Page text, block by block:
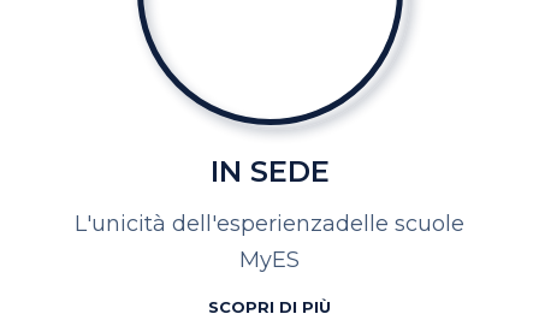
IN SEDE
L'unicità dell'esperienzadelle scuole
MyES
SCOPRI DI PIÙ